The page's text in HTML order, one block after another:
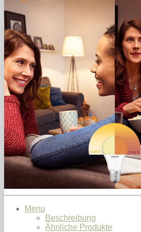
Menu
Beschreibung
Ähnliche Produkte